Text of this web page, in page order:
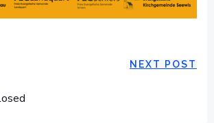
POSTNEXT POST